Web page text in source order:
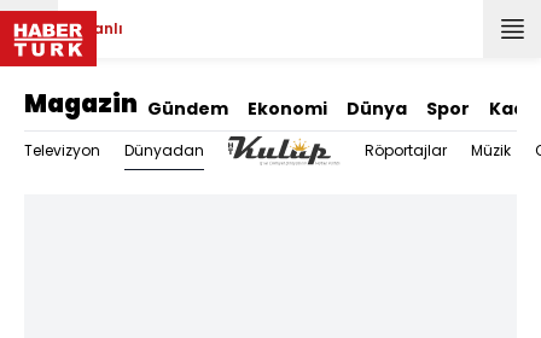
Canlı
Magazin Gündem Ekonomi Dünya Spor
Televizyon Dünyadan Röportajlar Müzik